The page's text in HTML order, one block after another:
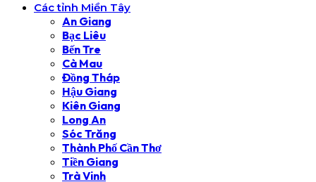
Các tỉnh Miền Tây
An Giang
Bạc Liêu
Bến Tre
Cà Mau
Đồng Tháp
Hậu Giang
Kiên Giang
Long An
Sóc Trăng
Thành Phố Cần Thơ
Tiền Giang
Trà Vinh